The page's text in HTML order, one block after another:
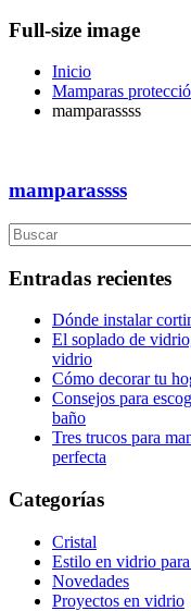
Full-size image
Inicio
Mamparas
mamparassss
mamparassss
Entradas recientes
Dónde instalar
El soplado de
vidrio
Cómo decorar tu
Consejos para
baño
Tres trucos para
perfecta
Categorías
Cristal
Estilo en vidrio
Novedades
Proyectos en vidrio